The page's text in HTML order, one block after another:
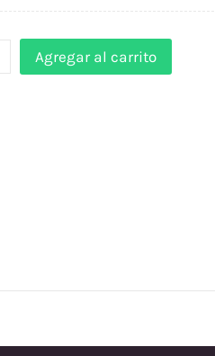
Agregar al carrito